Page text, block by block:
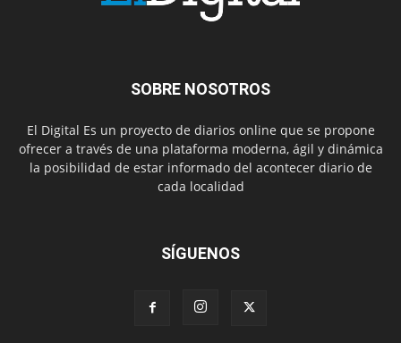
SOBRE NOSOTROS
El Digital Es un proyecto de diarios online que se propone
ofrecer a través de una plataforma moderna, ágil y dinámica
la posibilidad de estar informado del acontecer diario de
cada localidad
SÍGUENOS